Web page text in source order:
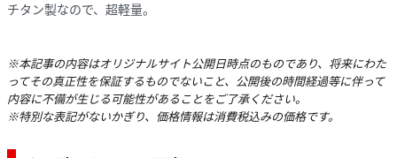
チタン製なので、超軽量。
※本記事の内容はオリジナルサイト公開日時点のものであり、将来にわた
ってその真正性を保証するものでないこと、公開後の時間経過等に伴って
内容に不備が生じる可能性があることをご了承ください。
※特別な表記がないかぎり、価格情報は消費税込みの価格です。